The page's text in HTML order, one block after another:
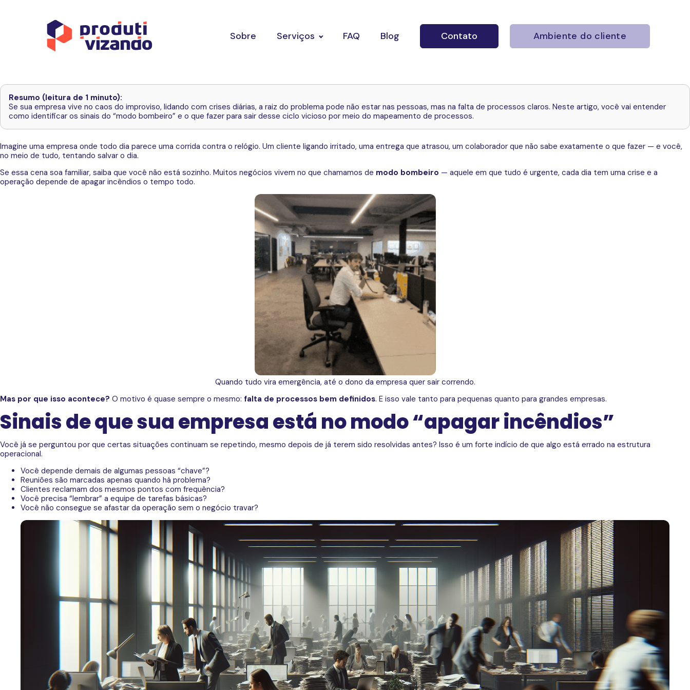
Sobre Serviços FAQ Blog Contato Ambiente do cliente
Resumo (leitura de 1 minuto):
Se sua empresa vive no caos do improviso, lidando com crises diárias, a raiz do problema pode não estar nas pessoas, mas na falta de processos claros. Neste artigo, você vai entender
como identificar os sinais do “modo bombeiro” e o que fazer para sair desse ciclo vicioso por meio do mapeamento de processos.
Imagine uma empresa onde todo dia parece uma corrida contra o relógio. Um cliente ligando irritado, uma entrega que atrasou, um colaborador que não sabe exatamente o que fazer — e você,
no meio de tudo, tentando salvar o dia.
Se essa cena soa familiar, saiba que você não está sozinho. Muitos negócios vivem no que chamamos de modo bombeiro — aquele em que tudo é urgente, cada dia tem uma crise e a
operação depende de apagar incêndios o tempo todo.
Quando tudo vira emergência, até o dono da empresa quer sair correndo.
Mas por que isso acontece? O motivo é quase sempre o mesmo: falta de processos bem definidos. E isso vale tanto para pequenas quanto para grandes empresas.
Sinais de que sua empresa está no modo “apagar incêndios”
Você já se perguntou por que certas situações continuam se repetindo, mesmo depois de já terem sido resolvidas antes? Isso é um forte indício de que algo está errado na estrutura
operacional.
Você depende demais de algumas pessoas “chave”?
Reuniões são marcadas apenas quando há problema?
Clientes reclamam dos mesmos pontos com frequência?
Você precisa “lembrar” a equipe de tarefas básicas?
Você não consegue se afastar da operação sem o negócio travar?